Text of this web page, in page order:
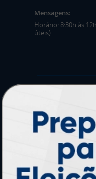
Mensagens:
Horário: 8:30h às
úteis).
Adesivos
Pastas
Cartão de Visita
Folder, Flyer e